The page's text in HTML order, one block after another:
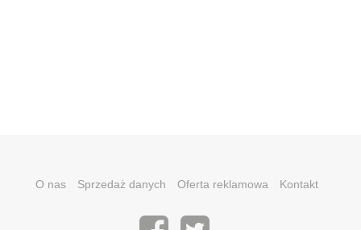
O nas Sprzedaż danych Oferta reklamowa Kontakt